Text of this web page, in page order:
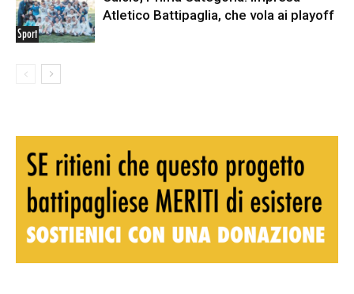
Sport
Atletico Battipaglia, che vola ai playoff